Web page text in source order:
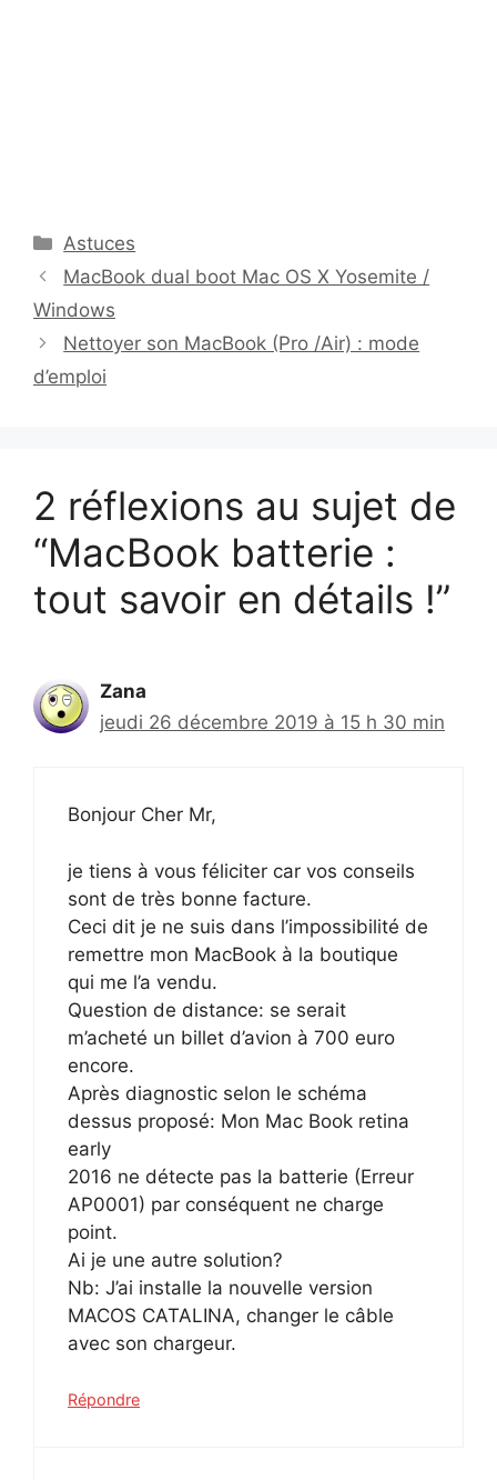
Catégories
Astuces
MacBook dual boot Mac OS X Yosemite /
Windows
Nettoyer son MacBook (Pro /Air) : mode
d’emploi
2 réflexions au sujet de
“MacBook batterie :
tout savoir en détails !”
Zana
jeudi 26 décembre 2019 à 15 h 30 min
Bonjour Cher Mr,
je tiens à vous féliciter car vos conseils
sont de très bonne facture.
Ceci dit je ne suis dans l’impossibilité de
remettre mon MacBook à la boutique
qui me l’a vendu.
Question de distance: se serait
m’acheté un billet d’avion à 700 euro
encore.
Après diagnostic selon le schéma
dessus proposé: Mon Mac Book retina
early
2016 ne détecte pas la batterie (Erreur
AP0001) par conséquent ne charge
point.
Ai je une autre solution?
Nb: J’ai installe la nouvelle version
MACOS CATALINA, changer le câble
avec son chargeur.
Répondre